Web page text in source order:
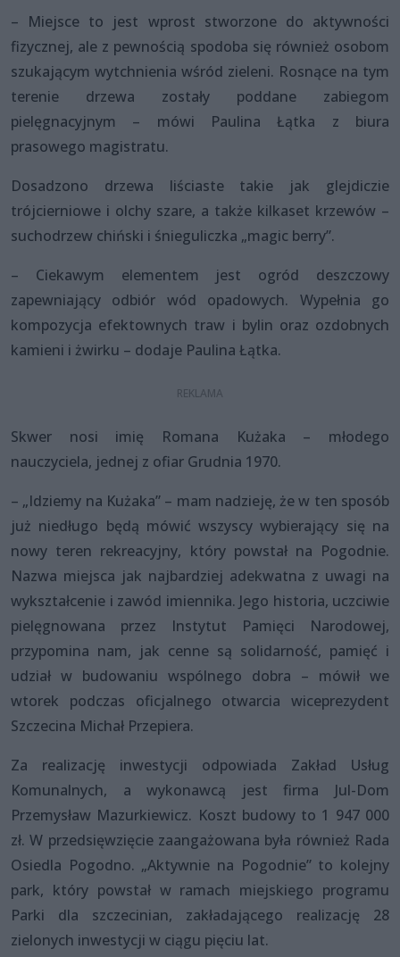
– Miejsce to jest wprost stworzone do aktywności
fizycznej, ale z pewnością spodoba się również osobom
szukającym wytchnienia wśród zieleni. Rosnące na tym
terenie drzewa zostały poddane zabiegom
pielęgnacyjnym – mówi Paulina Łątka z biura
prasowego magistratu.
Dosadzono drzewa liściaste takie jak glejdiczie
trójcierniowe i olchy szare, a także kilkaset krzewów –
suchodrzew chiński i śnieguliczka „magic berry”.
– Ciekawym elementem jest ogród deszczowy
zapewniający odbiór wód opadowych. Wypełnia go
kompozycja efektownych traw i bylin oraz ozdobnych
kamieni i żwirku – dodaje Paulina Łątka.
Skwer nosi imię Romana Kużaka – młodego
nauczyciela, jednej z ofiar Grudnia 1970.
– „Idziemy na Kużaka” – mam nadzieję, że w ten sposób
już niedługo będą mówić wszyscy wybierający się na
nowy teren rekreacyjny, który powstał na Pogodnie.
Nazwa miejsca jak najbardziej adekwatna z uwagi na
wykształcenie i zawód imiennika. Jego historia, uczciwie
pielęgnowana przez Instytut Pamięci Narodowej,
przypomina nam, jak cenne są solidarność, pamięć i
udział w budowaniu wspólnego dobra – mówił we
wtorek podczas oficjalnego otwarcia wiceprezydent
Szczecina Michał Przepiera.
Za realizację inwestycji odpowiada Zakład Usług
Komunalnych, a wykonawcą jest firma Jul-Dom
Przemysław Mazurkiewicz. Koszt budowy to 1 947 000
zł. W przedsięwzięcie zaangażowana była również Rada
Osiedla Pogodno. „Aktywnie na Pogodnie” to kolejny
park, który powstał w ramach miejskiego programu
Parki dla szczecinian, zakładającego realizację 28
zielonych inwestycji w ciągu pięciu lat.